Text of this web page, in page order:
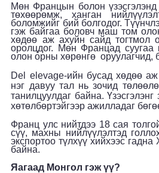
Мөн Францын болон
төхөөрөмж, ханган
боломжийг бий болгодог.
гэж байгаа боловч маш том
хөдөө аж ахуйн сайд тогтмол
оролцдог. Мөн Францад
олон орны хөрөнгө оруулагчид,
Del elevage-ийн бусад хөдөө аж
нэг давуу тал нь зочид
танилцуулдаг байна.
хөтөлбөртэйгээр ажилладаг
Франц улс нийтдээ 18 сая
сүү, махны нийлүүлэлтэд
экспортоо түлхүү хийхээс
байна.
Яагаад Монгол гэж үү?